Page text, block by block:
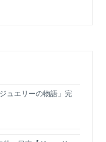
ュエリーの物語」完